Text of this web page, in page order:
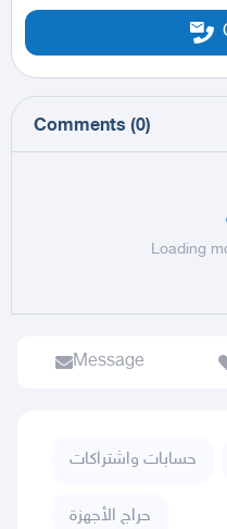
Comments (0)
Loading
Message
حسابات واشتراكات
حراج الأجهزة